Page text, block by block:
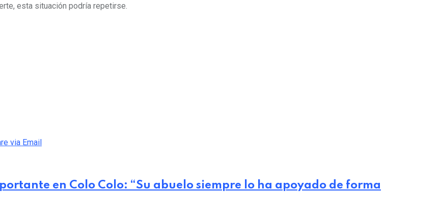
esta situación podría repetirse.
via Email
en Colo Colo: “Su abuelo siempre lo ha apoyado de forma